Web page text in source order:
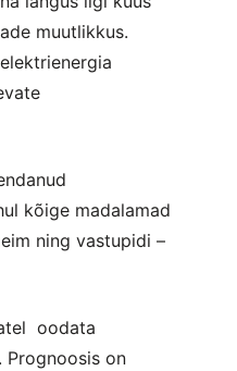
muutlikkus.
kõige madalamad
ning vastupidi –
oodata
Prognoosis on